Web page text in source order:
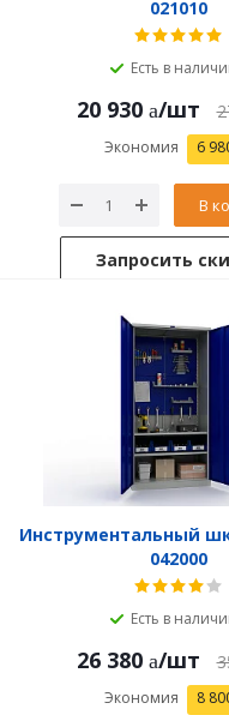
021010
Есть в
20 930 /шт
Экономия 6
В
Запросить
Инструментальный
042000
Есть в
26 380 /шт
Экономия 8